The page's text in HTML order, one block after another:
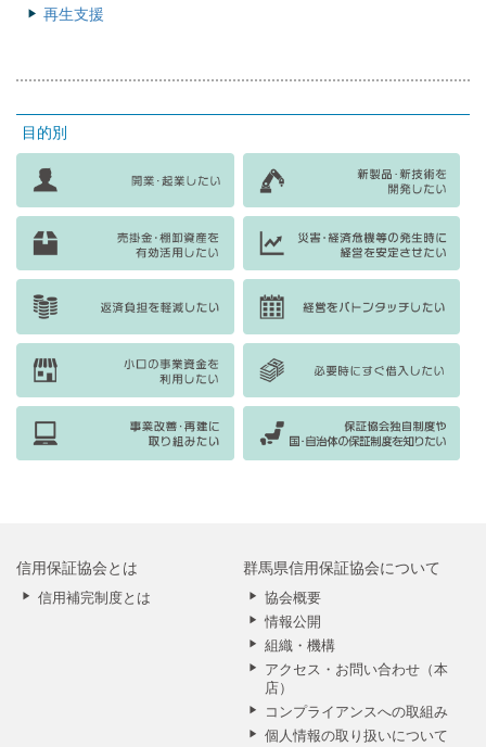
再生支援
目的別
信用保証協会とは
信用補完制度とは
群馬県信用保証協会について
協会概要
情報公開
組織・機構
アクセス・お問い合わせ（本
店）
コンプライアンスへの取組み
個人情報の取り扱いについて